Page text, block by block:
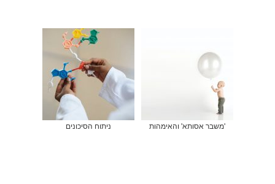
'משבר אסותא' והאימהות ניתוח הסיכונים